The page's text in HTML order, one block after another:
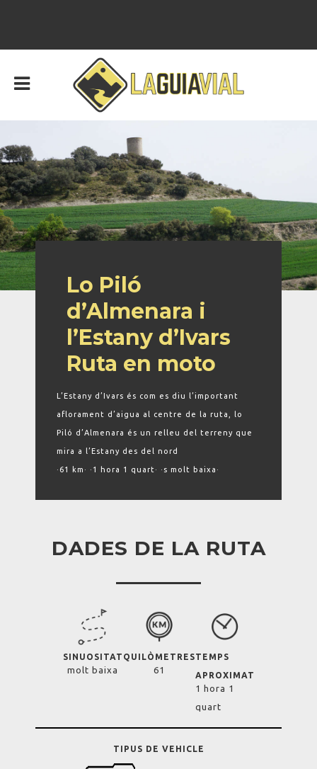
Lo Piló
d’Almenara i
l’Estany d’Ivars
Ruta en moto
L’Estany d’Ivars és com es diu l’important
aflorament d’aigua al centre de la ruta, lo
Piló d’Almenara és un relleu del terreny que
mira a l’Estany des del nord
·61 km· ·1 hora 1 quart· ·s molt baixa·
DADES DE LA RUTA
SINUOSITAT
molt baixa
QUILÒMETRES
61
TEMPS
APROXIMAT
1 hora 1
quart
TIPUS DE VEHICLE